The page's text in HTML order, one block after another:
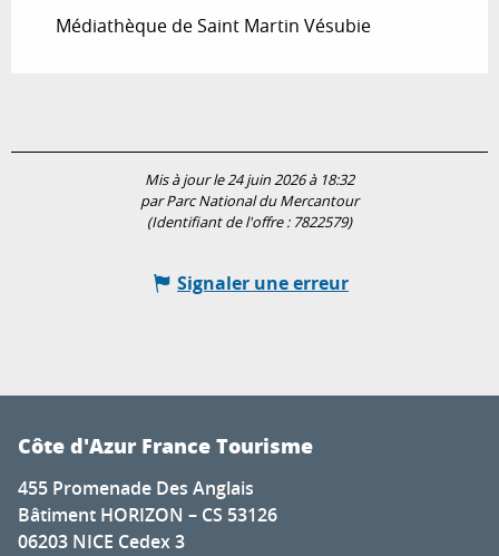
Médiathèque de Saint Martin Vésubie
Mis à jour le 24 juin 2026 à 18:32
par Parc National du Mercantour
(Identifiant de l'offre : 7822579)
Signaler une erreur
Côte d'Azur France Tourisme
455 Promenade Des Anglais
Bâtiment HORIZON – CS 53126
06203 NICE Cedex 3